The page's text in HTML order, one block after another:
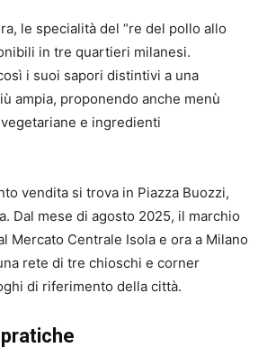
le specialità del “re del pollo allo
in tre quartieri milanesi.
i suoi sapori distintivi a una
ampia, proponendo anche menù
e ingredienti
vendita si trova in Piazza Buozzi,
Dal mese di agosto 2025, il marchio
Mercato Centrale Isola e ora a Milano
rete di tre chioschi e corner
di riferimento della città.